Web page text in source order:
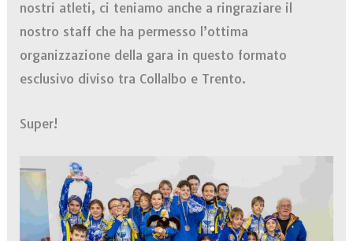
nostri atleti, ci teniamo anche a ringraziare il
nostro staff che ha permesso l’ottima
organizzazione della gara in questo formato
esclusivo diviso tra Collalbo e Trento.
Super!